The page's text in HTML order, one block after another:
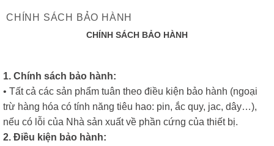
CHÍNH SÁCH BẢO HÀNH
CHÍNH SÁCH BẢO HÀNH
1. Chính sách bảo hành:
• Tất cả các sản phẩm tuân theo điều kiện bảo hành (ngoại
trừ hàng hóa có tính năng tiêu hao: pin, ắc quy, jac, dây…),
nếu có lỗi của Nhà sản xuất về phần cứng của thiết bị.
2. Điều kiện bảo hành: